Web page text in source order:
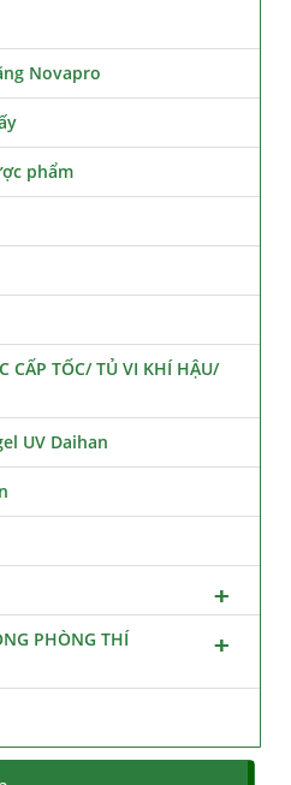
Novapro
phẩm
CẤP TỐC/ TỦ VI KHÍ HẬU/
UV Daihan
PHÒNG THÍ